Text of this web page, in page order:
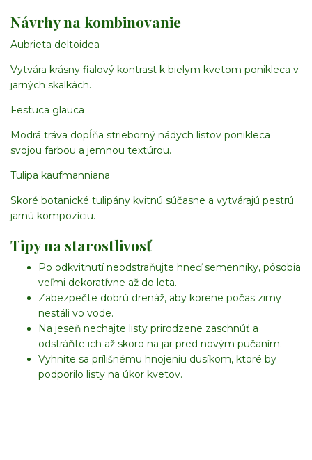
Návrhy na kombinovanie
Aubrieta deltoidea
Vytvára krásny fialový kontrast k bielym kvetom ponikleca v
jarných skalkách.
Festuca glauca
Modrá tráva dopĺňa strieborný nádych listov ponikleca
svojou farbou a jemnou textúrou.
Tulipa kaufmanniana
Skoré botanické tulipány kvitnú súčasne a vytvárajú pestrú
jarnú kompozíciu.
Tipy na starostlivosť
Po odkvitnutí neodstraňujte hneď semenníky, pôsobia
veľmi dekoratívne až do leta.
Zabezpečte dobrú drenáž, aby korene počas zimy
nestáli vo vode.
Na jeseň nechajte listy prirodzene zaschnúť a
odstráňte ich až skoro na jar pred novým pučaním.
Vyhnite sa prílišnému hnojeniu dusíkom, ktoré by
podporilo listy na úkor kvetov.